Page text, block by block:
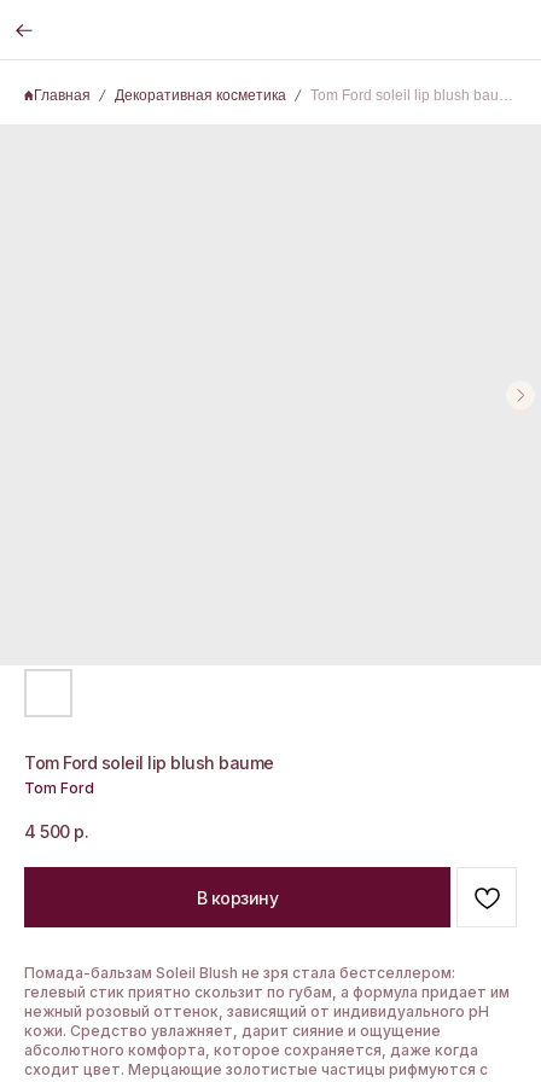
Главная Декоративная косметика Tom Ford soleil lip blush baume
Tom Ford soleil lip blush baume
Tom Ford
4 500 р.
В корзину
Помада-бальзам Soleil Blush не зря стала бестселлером:
гелевый стик приятно скользит по губам, а формула придает им
нежный розовый оттенок, зависящий от индивидуального pH
кожи. Средство увлажняет, дарит сияние и ощущение
абсолютного комфорта, которое сохраняется, даже когда
сходит цвет. Мерцающие золотистые частицы рифмуются с